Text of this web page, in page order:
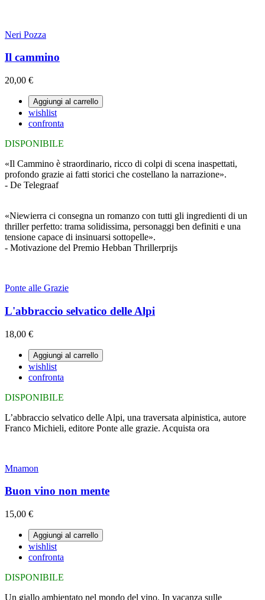
Neri Pozza
Il cammino
20,00 €
Aggiungi al carrello
wishlist
confronta
DISPONIBILE
«Il Cammino è straordinario, ricco di colpi di scena inaspettati,
profondo grazie ai fatti storici che costellano la narrazione».
- De Telegraaf
«Niewierra ci consegna un romanzo con tutti gli ingredienti di un
thriller perfetto: trama solidissima, personaggi ben definiti e una
tensione capace di insinuarsi sottopelle».
- Motivazione del Premio Hebban Thrillerprijs
Ponte alle Grazie
L'abbraccio selvatico delle Alpi
18,00 €
Aggiungi al carrello
wishlist
confronta
DISPONIBILE
L’abbraccio selvatico delle Alpi, una traversata alpinistica, autore
Franco Michieli, editore Ponte alle grazie. Acquista ora
Mnamon
Buon vino non mente
15,00 €
Aggiungi al carrello
wishlist
confronta
DISPONIBILE
Un giallo ambientato nel mondo del vino. In vacanza sulle